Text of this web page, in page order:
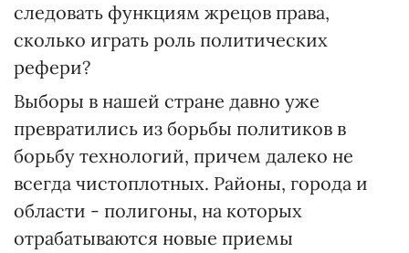
следовать функциям жрецов права,
сколько играть роль политических
рефери?
Выборы в нашей стране давно уже
превратились из борьбы политиков в
борьбу технологий, причем далеко не
всегда чистоплотных. Районы, города и
области - полигоны, на которых
отрабатываются новые приемы